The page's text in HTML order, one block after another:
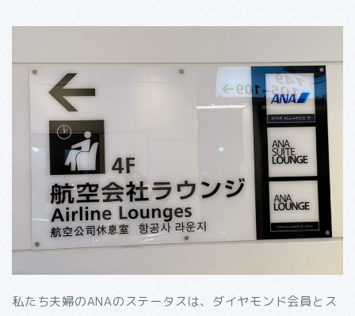
私たち夫婦のANAのステータスは、ダイヤモンド会員とス